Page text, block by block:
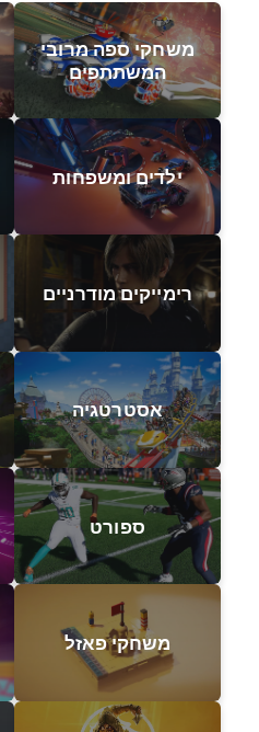
משחקי ספה מרובי
המשתתפים
ילדים ומשפחות
רימייקים מודרניים
אסטרטגיה
ספורט
משחקי פאזל